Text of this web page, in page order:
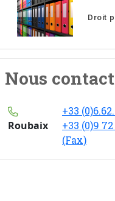
Droit
Nous
Roubaix
+33
+33 (0)9
(Fax)